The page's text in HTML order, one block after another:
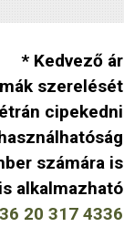
* Kedvező ár
szerelését
cipekedni
számára is
alkalmazható
20 317 4336